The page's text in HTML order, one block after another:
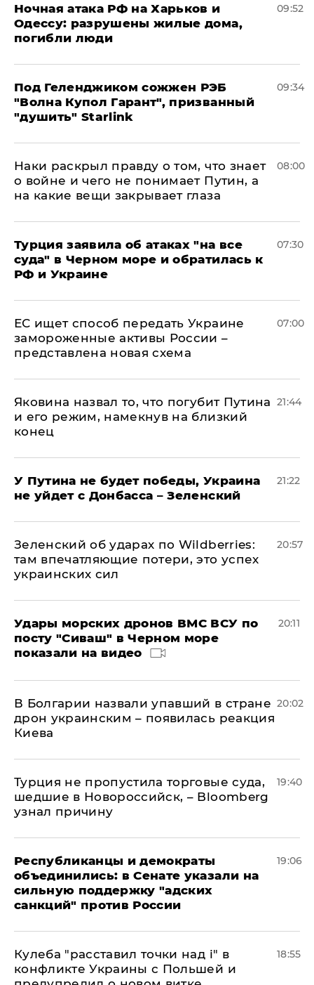
​Ночная атака РФ на Харьков и
Одессу: разрушены жилые дома,
погибли люди
09:52
Под Геленджиком сожжен РЭБ
"Волна Купол Гарант", призванный
"душить" Starlink
09:34
Наки раскрыл правду о том, что знает
о войне и чего не понимает Путин, а
на какие вещи закрывает глаза
08:00
Турция заявила об атаках "на все
суда" в Черном море и обратилась к
РФ и Украине
07:30
ЕС ищет способ передать Украине
замороженные активы России –
представлена новая схема
07:00
Яковина назвал то, что погубит Путина
и его режим, намекнув на близкий
конец
21:44
У Путина не будет победы, Украина
не уйдет с Донбасса – Зеленский
21:22
Зеленский об ударах по Wildberries:
там впечатляющие потери, это успех
украинских сил
20:57
Удары морских дронов ВМС ВСУ по
посту "Сиваш" в Черном море
показали на видео
20:11
В Болгарии назвали упавший в стране
дрон украинским – появилась реакция
Киева
20:02
Турция не пропустила торговые суда,
шедшие в Новороссийск, – Bloomberg
узнал причину
19:40
Республиканцы и демократы
объединились: в Сенате указали на
сильную поддержку "адских
санкций" против России
19:06
Кулеба "расставил точки над і" в
конфликте Украины с Польшей и
18:55